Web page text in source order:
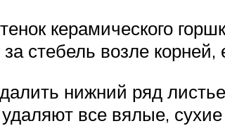
керамического
стебель возле
нижний ряд
все вялые,